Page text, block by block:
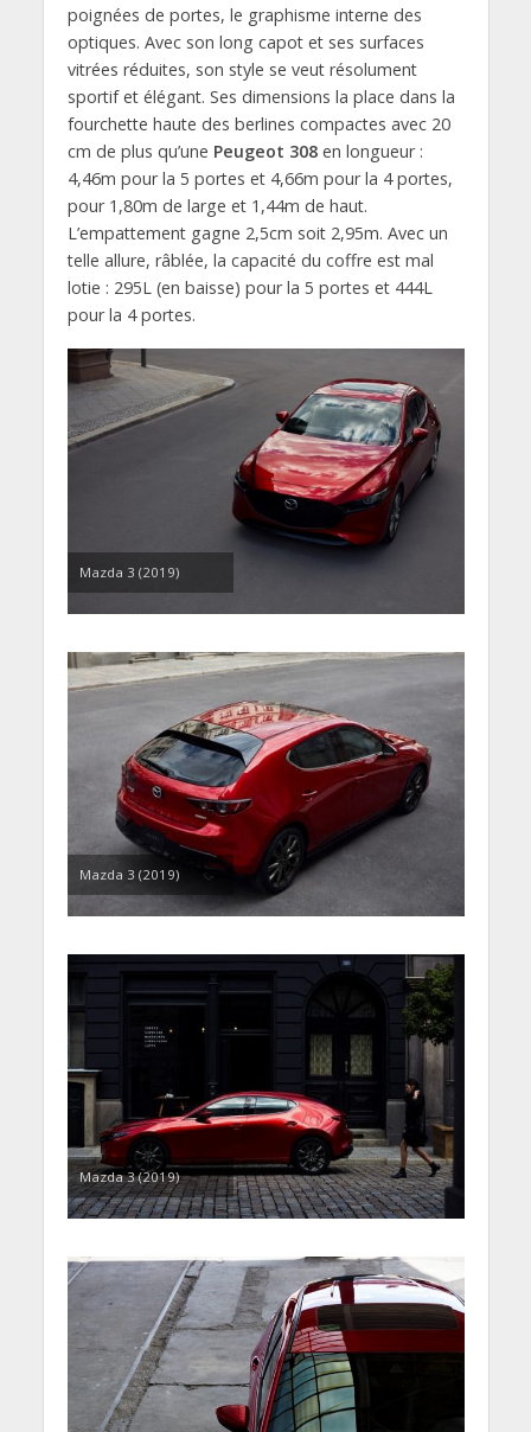
poignées de portes, le graphisme interne des
optiques. Avec son long capot et ses surfaces
vitrées réduites, son style se veut résolument
sportif et élégant. Ses dimensions la place dans la
fourchette haute des berlines compactes avec 20
cm de plus qu’une Peugeot 308en longueur :
4,46m pour la 5 portes et 4,66m pour la 4 portes,
pour 1,80m de large et 1,44m de haut.
L’empattement gagne 2,5cm soit 2,95m. Avec un
telle allure, râblée, la capacité du coffre est mal
lotie : 295L (en baisse) pour la 5 portes et 444L
pour la 4 portes.
Mazda 3 (2019)
Mazda 3 (2019)
Mazda 3 (2019)